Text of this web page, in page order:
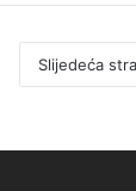
Slijedeća